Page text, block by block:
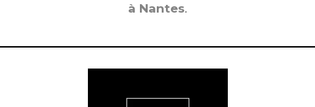
à Nantes.